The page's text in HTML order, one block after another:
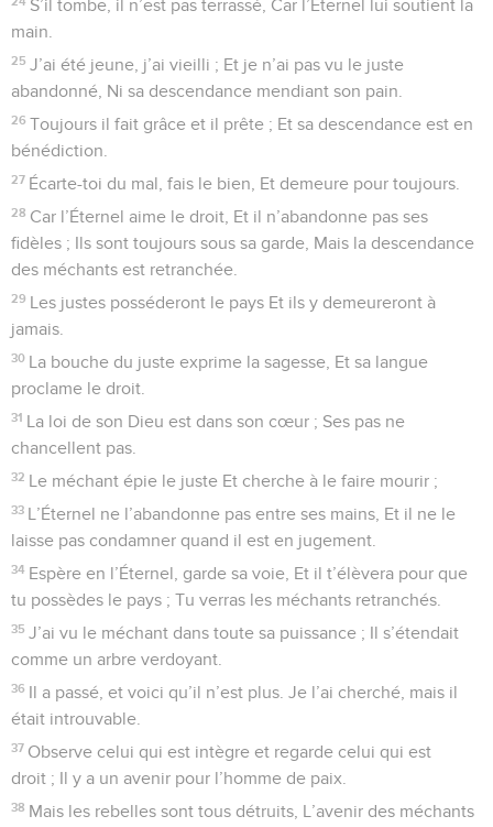
S’il tombe, il n’est pas terrassé, Car l’Éternel lui soutient la
main.
25 J’ai été jeune, j’ai vieilli ; Et je n’ai pas vu le juste
abandonné, Ni sa descendance mendiant son pain.
26 Toujours il fait grâce et il prête ; Et sa descendance est en
bénédiction.
27 Écarte-toi du mal, fais le bien, Et demeure pour toujours.
28 Car l’Éternel aime le droit, Et il n’abandonne pas ses
fidèles ; Ils sont toujours sous sa garde, Mais la descendance
des méchants est retranchée.
29 Les justes posséderont le pays Et ils y demeureront à
jamais.
30 La bouche du juste exprime la sagesse, Et sa langue
proclame le droit.
31 La loi de son Dieu est dans son cœur ; Ses pas ne
chancellent pas.
32 Le méchant épie le juste Et cherche à le faire mourir ;
33 L’Éternel ne l’abandonne pas entre ses mains, Et il ne le
laisse pas condamner quand il est en jugement.
34 Espère en l’Éternel, garde sa voie, Et il t’élèvera pour que
tu possèdes le pays ; Tu verras les méchants retranchés.
35 J’ai vu le méchant dans toute sa puissance ; Il s’étendait
comme un arbre verdoyant.
36 Il a passé, et voici qu’il n’est plus. Je l’ai cherché, mais il
était introuvable.
37 Observe celui qui est intègre et regarde celui qui est
droit ; Il y a un avenir pour l’homme de paix.
38 Mais les rebelles sont tous détruits, L’avenir des méchants